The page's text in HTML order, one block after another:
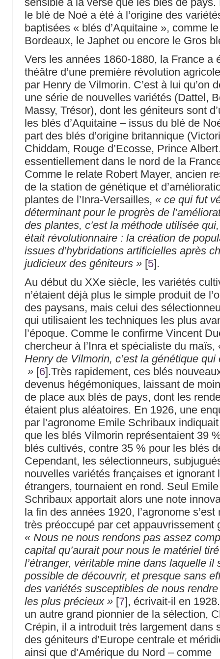
le blé de Noé a été à l’origine des
baptisées « blés d’Aquitaine », comme
Bordeaux, le Japhet ou encore le Gros
Vers les années 1860-1880, la France a
théâtre d’une première révolution
par Henry de Vilmorin. C’est à lui qu’on
une série de nouvelles variétés (Dattel,
Massy, Trésor), dont les géniteurs sont
les blés d’Aquitaine – issus du blé de
part des blés d’origine britannique
Chiddam, Rouge d’Ecosse, Prince
essentiellement dans le nord de la
Comme le relate Robert Mayer, ancien
de la station de génétique et
plantes de l’Inra-Versailles, « ce qui fut
déterminant pour le progrès de
des plantes, c’est la méthode utilisée
était révolutionnaire : la création de
issues d’hybridations artificielles après
judicieux des géniteurs » [5].
Au début du XXe siècle, les variétés
n’étaient déjà plus le simple produit de
des paysans, mais celui des
qui utilisaient les techniques les plus
l’époque. Comme le confirme Vincent
chercheur à l’Inra et spécialiste du maïs,
Henry de Vilmorin, c’est la génétique
» [6] .Très rapidement, ces blés
devenus hégémoniques, laissant de
de place aux blés de pays, dont les
étaient plus aléatoires. En 1926, une
par l’agronome Emile Schribaux indiquait
que les blés Vilmorin représentaient 39
blés cultivés, contre 35 % pour les blés
Cependant, les sélectionneurs,
nouvelles variétés françaises et ignorant
étrangers, tournaient en rond. Seul Emile
Schribaux apportait alors une note
la fin des années 1920, l’agronome s’est
très préoccupé par cet appauvrissement
« Nous ne nous rendons pas assez
capital qu’aurait pour nous le matériel
l’étranger, véritable mine dans laquelle il
possible de découvrir, et presque sans
des variétés susceptibles de nous
les plus précieux » [7] , écrivait-il en
un autre grand pionnier de la sélection,
Crépin, il a introduit très largement dans
des géniteurs d’Europe centrale et
ainsi que d’Amérique du Nord – comme